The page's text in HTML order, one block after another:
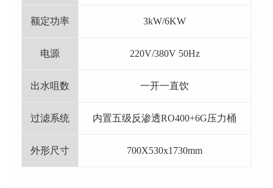
额定功率 3kW/6KW
电源 220V/380V 50Hz
出水咀数 一开一直饮
过滤系统 内置五级反渗透RO400+6G压力桶
外形尺寸 700X530x1730mm